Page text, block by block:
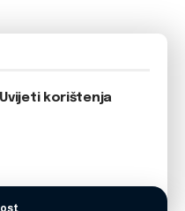
Uvijeti korištenja